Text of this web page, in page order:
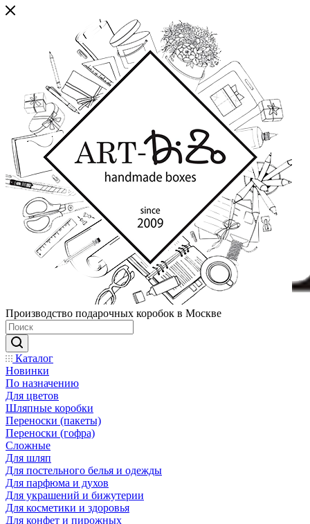
Производство подарочных коробок в Москве
Каталог
Новинки
По назначению
Для цветов
Шляпные коробки
Переноски (пакеты)
Переноски (гофра)
Сложные
Для шляп
Для постельного белья и одежды
Для парфюма и духов
Для украшений и бижутерии
Для косметики и здоровья
Для конфет и пирожных